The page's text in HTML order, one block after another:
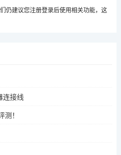
仍建议您注册登录后使用相关功能，这
连接线
测！